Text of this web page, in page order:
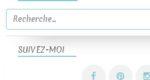
SUIVEZ-MOI